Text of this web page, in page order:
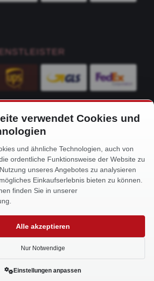
GmbH
calls):
verwendet Cookies und
und ähnliche Technologien, auch von
ordentliche Funktionsweise der Website zu
unseres Angebotes zu analysieren
Einkaufserlebnis bieten zu können.
finden Sie in unserer
Alle akzeptieren
Nur Notwendige
Einstellungen anpassen